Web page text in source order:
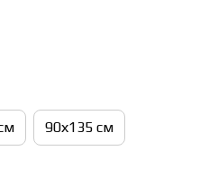
90х135 см